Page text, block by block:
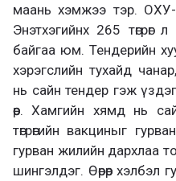
маань хэмжээ тэр. ОХУ-
Энэтхэгийнх 265 төгрөг
байгаа юм. Тендерийн
хэрэгслийн тухайд
нь сайн тендер гэж
өөр. Хамгийн хямд нь
төгрөгийн вакциныг
гурван жилийн дархлаа
шингэлдэг. Өөрөөр хэлбэл